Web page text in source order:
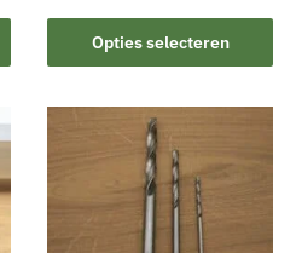
Opties selecteren
product
heeft
variaties.
Deze
optie
kan
gekozen